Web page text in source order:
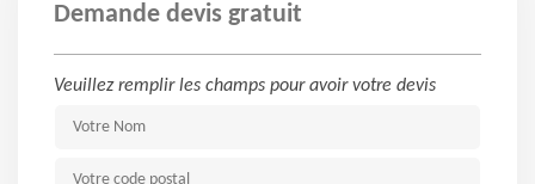
Demande devis gratuit
Veuillez remplir les champs pour avoir votre devis